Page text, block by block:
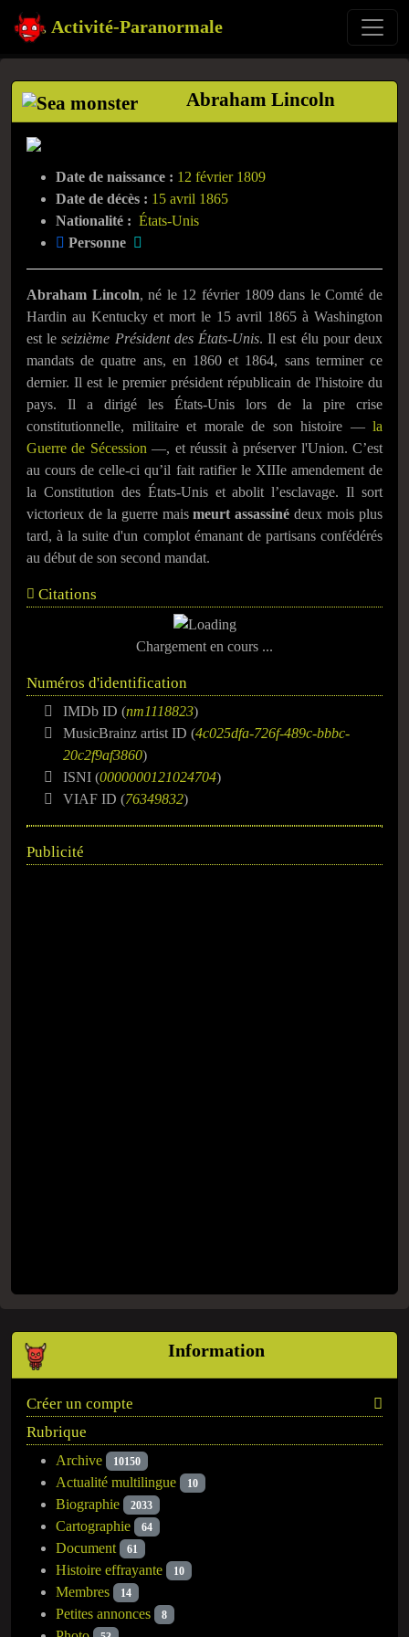
Activité-Paranormale
Information
Créer un compte
Rubrique
Archive 10150
Actualité multilingue 10
Biographie 2033
Cartographie 64
Document 61
Histoire effrayante 10
Membres 14
Petites annonces 8
Abraham Lincoln
Date de naissance : 12 février 1809
Date de décès : 15 avril 1865
Nationalité : États-Unis
Personne
Abraham Lincoln, né le 12 février 1809 dans le Comté de
Hardin au Kentucky et mort le 15 avril 1865 à Washington
est leseizième Président des États-Unis. Il est élu pour deux
mandats de quatre ans, en 1860 et 1864, sans terminer ce
dernier. Il est le premier président républicain de l'histoire du
pays. Il a dirigé les États-Unis lors de la pire crise
constitutionnelle, militaire et morale de son histoire — la
Guerre de Sécession —, et réussit à préserver l'Union. C’est
au cours de celle-ci qu’il fait ratifier le XIIIe amendement de
la Constitution des États-Unis et abolit l’esclavage. Il sort
victorieux de la guerre maismeurt assassiné deux mois plus
tard, à la suite d'un complot émanant de partisans confédérés
au début de son second mandat.
Citations
Chargement en cours ...
Numéros d'identification
IMDb ID (nm1118823)
MusicBrainz artist ID (4c025dfa-726f-489c-bbbc-
20c2f9af3860)
ISNI (0000000121024704)
VIAF ID (76349832)
Publicité